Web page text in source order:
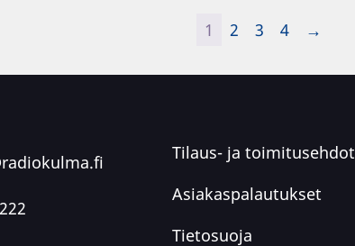
1 2 3 4 →
Tilaus- ja toimitusehdot
Asiakaspalautukset
Tietosuoja